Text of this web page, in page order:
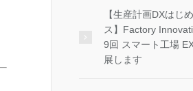
【生産計画DXはじ
ス】Factory
9回 スマート工場
展します